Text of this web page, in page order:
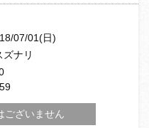
07/01(日)
ナリ
ございません